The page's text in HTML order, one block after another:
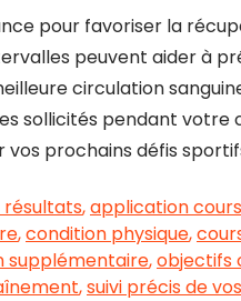
pour favoriser la
peuvent aider à
circulation
sollicités pendant
prochains défis
,application
,condition physique,
supplémentaire,objectifs
,suivi précis de